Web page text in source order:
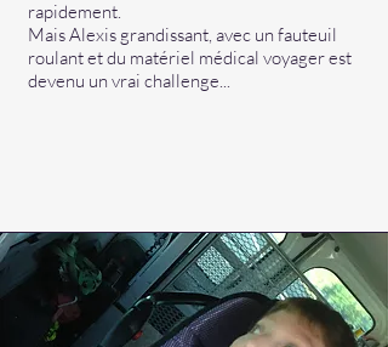
rapidement.
Mais Alexis grandissant, avec un fauteuil
roulant et du matériel médical voyager est
devenu un vrai challenge...